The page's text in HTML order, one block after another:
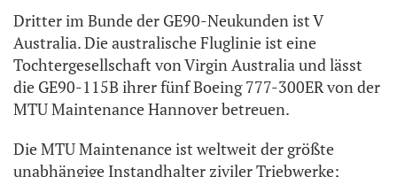
Dritter im Bunde der GE90-Neukunden ist V
Australia. Die australische Fluglinie ist eine
Tochtergesellschaft von Virgin Australia und lässt
die GE90-115B ihrer fünf Boeing 777-300ER von der
MTU Maintenance Hannover betreuen.
Die MTU Maintenance ist weltweit der größte
unabhängige Instandhalter ziviler Triebwerke;